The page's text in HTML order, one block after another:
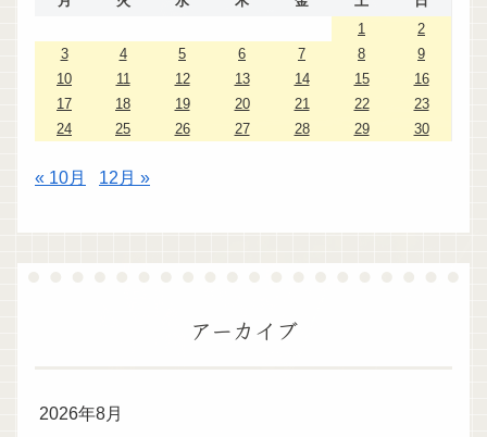
1
2
3
4 5 6 7 8
9
10
11 12 13 14 15
16
17
18 19 20 21 22
23
24
25 26 27 28 29 30
« 10月 12月 »
アーカイブ
2026年8月